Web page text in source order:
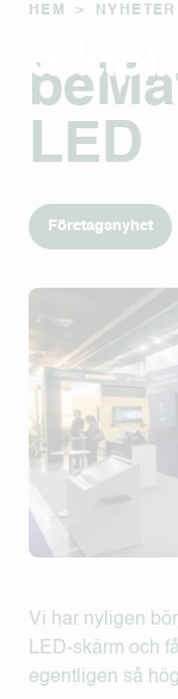
HEM >
LED
Företagsnyhet
Vi har nyligen
LED-skärm och
egentligen så